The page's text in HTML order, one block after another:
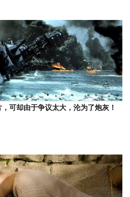
可却由于争议太大，沦为了炮灰！